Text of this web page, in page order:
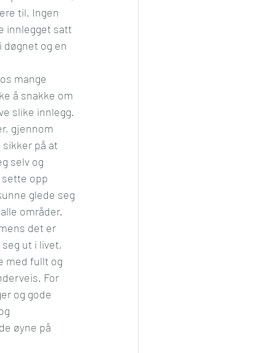
til. Ingen
innlegget satt
og en
mange
å snakke om
slike innlegg.
gjennom
sikker på at
selv og
opp
glede seg
områder.
det er
ut i livet,
med fullt og
For
og gode
øyne på